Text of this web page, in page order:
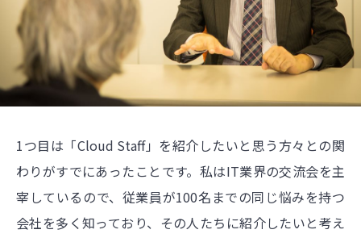
1つ目は「Cloud Staff」を紹介したいと思う方々との関
わりがすでにあったことです。私はIT業界の交流会を主
宰しているので、従業員が100名までの同じ悩みを持つ
会社を多く知っており、その人たちに紹介したいと考え